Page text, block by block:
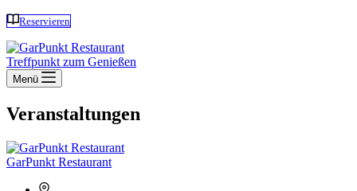
Reservieren
Treffpunkt zum Genießen
Menü
Veranstaltungen
GarPunkt Restaurant